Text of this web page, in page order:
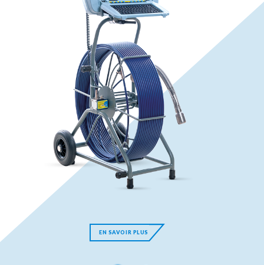
EN SAVOIR PLUS